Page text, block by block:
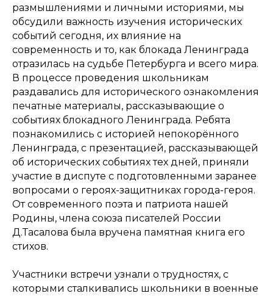
размышлениями и личными историями, мы
обсудили важность изучения исторических
событий сегодня, их влияние на
современность и то, как блокада Ленинграда
отразилась на судьбе Петербурга и всего мира.
В процессе проведения школьникам
раздавались для исторического ознакомления
печатные материалы, рассказывающие о
событиях блокадного Ленинграда. Ребята
познакомились с историей непокорённого
Ленинграда, с презентацией, рассказывающей
об исторических событиях тех дней, приняли
участие в диспуте с подготовленными заранее
вопросами о героях-защитниках города-героя.
От современного поэта и патриота нашей
Родины, члена союза писателей России
Д.Тасалова была вручена памятная книга его
стихов.
Участники встречи узнали о трудностях, с
которыми сталкивались школьники в военные